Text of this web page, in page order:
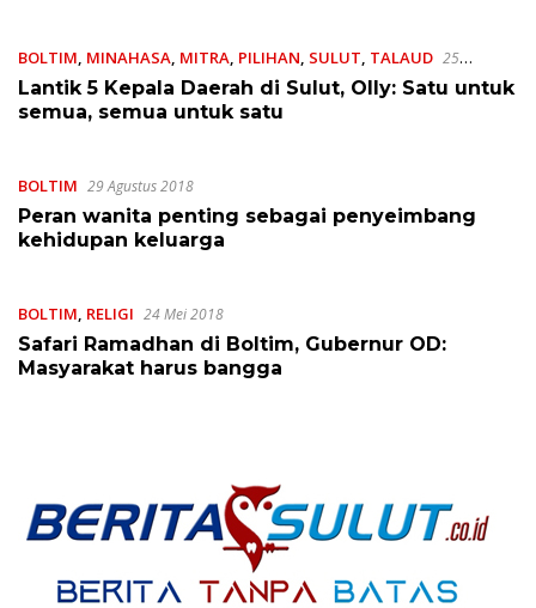
BOLTIM, MINAHASA, MITRA, PILIHAN, SULUT, TALAUD 25
September 2018
Lantik 5 Kepala Daerah di Sulut, Olly: Satu untuk
semua, semua untuk satu
BOLTIM 29 Agustus 2018
Peran wanita penting sebagai penyeimbang
kehidupan keluarga
BOLTIM, RELIGI 24 Mei 2018
Safari Ramadhan di Boltim, Gubernur OD:
Masyarakat harus bangga